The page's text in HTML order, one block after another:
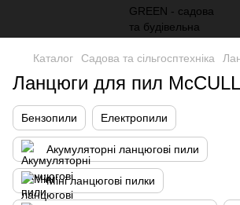
Каталог Садова та сільгосптехніка
Ланцюги для пил
Бензопили Електропили
Акумуляторні ланцюгові пили
Міні ланцюгові пилки